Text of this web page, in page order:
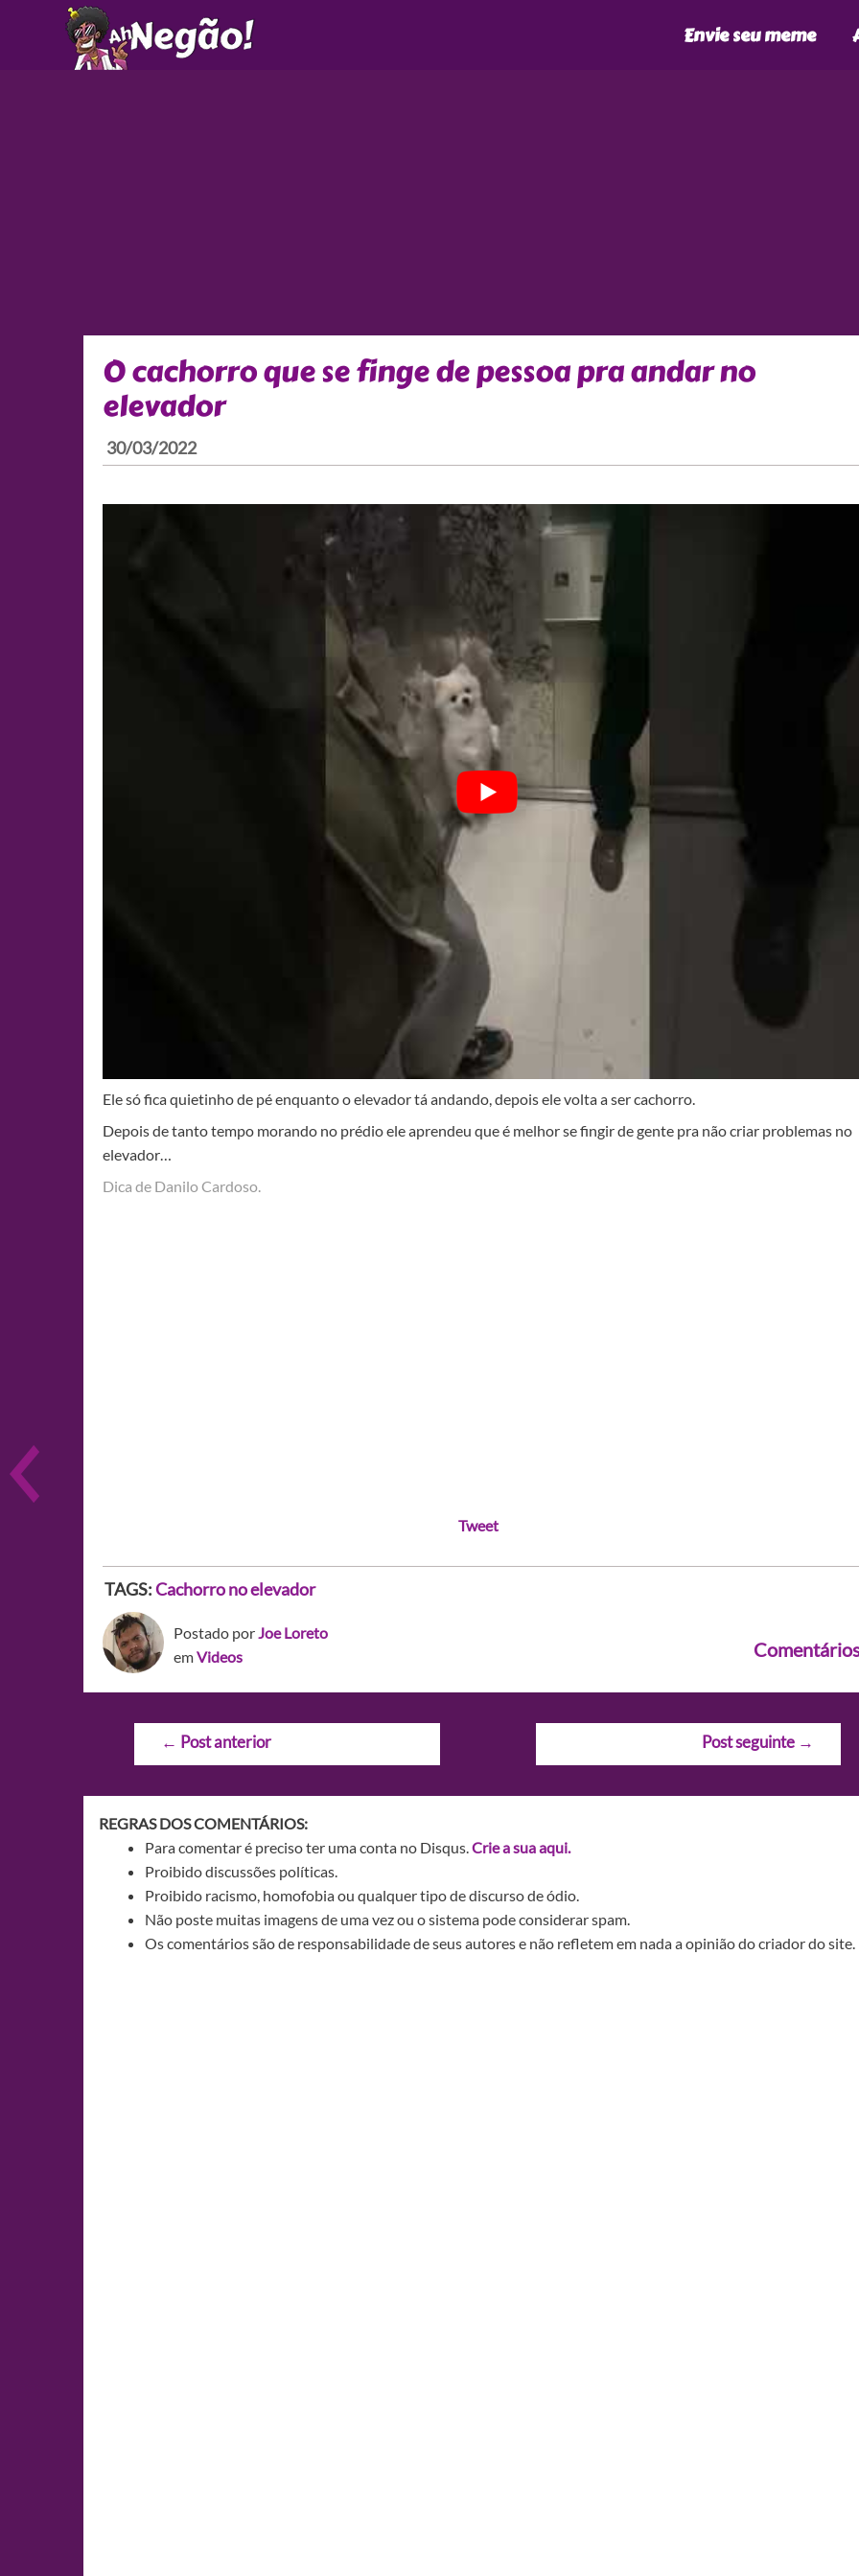
Envie seu meme
O cachorro que se finge de pessoa pra andar no
elevador
30/03/2022
Ele só fica quietinho de pé enquanto o elevador tá andando, depois ele volta a ser cachorro.
Depois de tanto tempo morando no prédio ele aprendeu que é melhor se fingir de gente pra não criar problemas no
elevador…
Dica de Danilo Cardoso.
Tweet
TAGS:Cachorro no elevador
Postado porJoe Loreto
emVideos
Navegação
← Post anterior Post seguinte →
REGRAS DOS COMENTÁRIOS:
Para comentar é preciso ter uma conta no Disqus.Crie a sua aqui.
Proibido discussões políticas.
Proibido racismo, homofobia ou qualquer tipo de discurso de ódio.
Não poste muitas imagens de uma vez ou o sistema pode considerar spam.
Os comentários são de responsabilidade de seus autores e não refletem em nada a opinião do criador do site.